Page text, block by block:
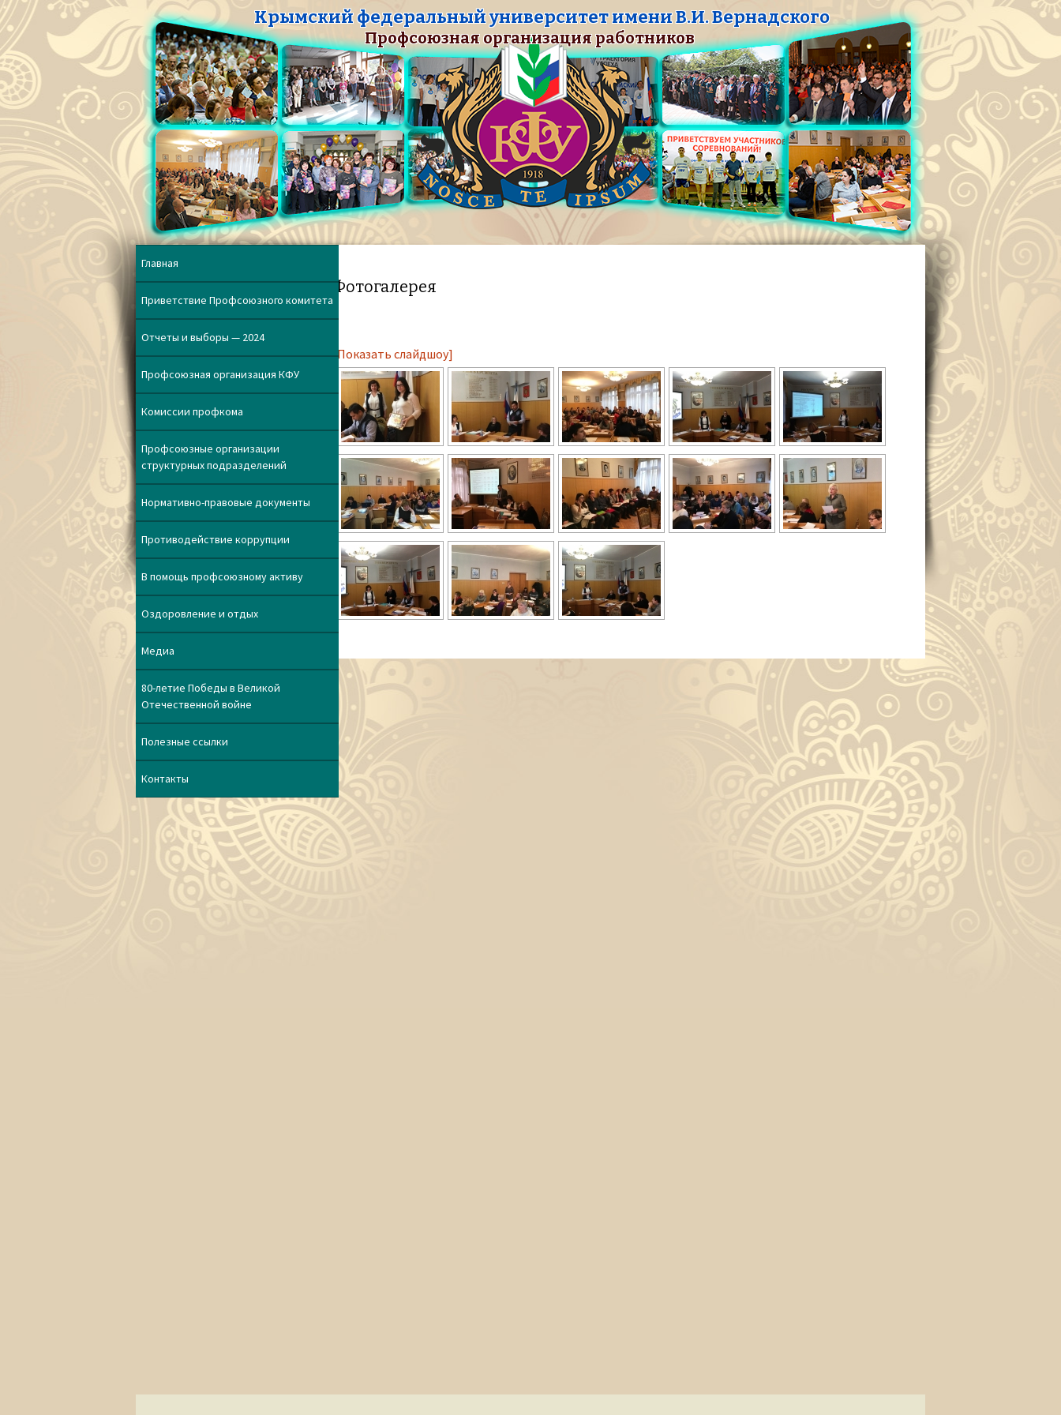
Крымский федеральный университет имени В.И. Вернадского
Профсоюзная организация работников
Фотогалерея
[Показать слайдшоу]
Главная
Приветствие Профсоюзного комитета
Отчеты и выборы — 2024
Профсоюзная организация КФУ
Комиссии профкома
Профсоюзные организации
структурных подразделений
Нормативно-правовые документы
Противодействие коррупции
В помощь профсоюзному активу
Оздоровление и отдых
Медиа
80-летие Победы в Великой
Отечественной войне
Полезные ссылки
Контакты